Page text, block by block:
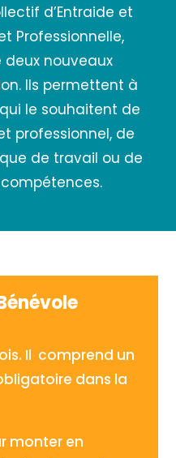
d’Entraide et
Professionnelle,
deux nouveaux
Ils permettent à
le souhaitent de
professionnel, de
de travail ou de
Il comprend un
dans la
monter en